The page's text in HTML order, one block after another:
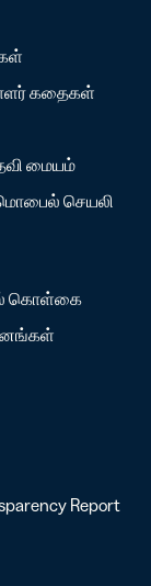
கதைகள்
மையம்
செயலி
கொள்கை
Report